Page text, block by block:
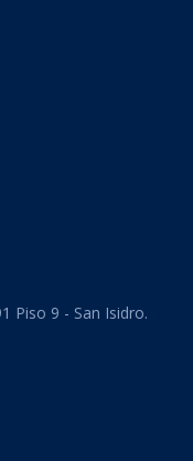
Piso 9 - San Isidro.